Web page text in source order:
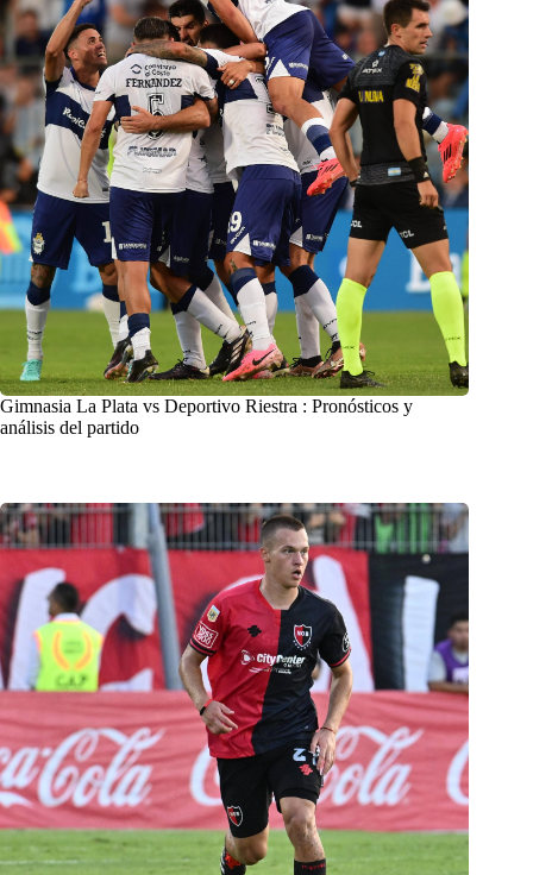
Gimnasia La Plata vs Deportivo Riestra : Pronósticos y
análisis del partido